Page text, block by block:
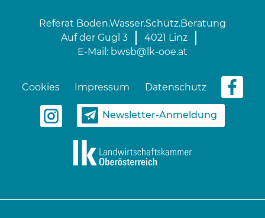
Referat Boden.Wasser.Schutz.Beratung
Auf der Gugl 3
4021 Linz
E-Mail: bwsb@lk-ooe.at
Cookies Impressum Datenschutz
Newsletter-Anmeldung